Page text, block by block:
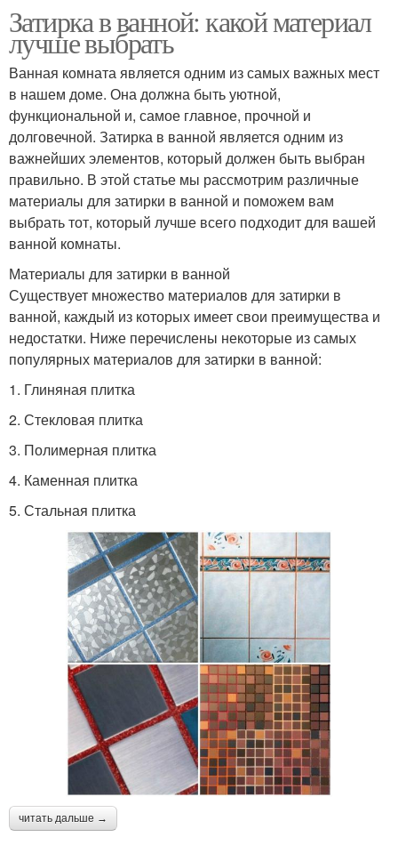
Затирка в ванной: какой материал
лучше выбрать
Ванная комната является одним из самых важных мест
в нашем доме. Она должна быть уютной,
функциональной и, самое главное, прочной и
долговечной. Затирка в ванной является одним из
важнейших элементов, который должен быть выбран
правильно. В этой статье мы рассмотрим различные
материалы для затирки в ванной и поможем вам
выбрать тот, который лучше всего подходит для вашей
ванной комнаты.
Материалы для затирки в ванной
Существует множество материалов для затирки в
ванной, каждый из которых имеет свои преимущества и
недостатки. Ниже перечислены некоторые из самых
популярных материалов для затирки в ванной:
1. Глиняная плитка
2. Стекловая плитка
3. Полимерная плитка
4. Каменная плитка
5. Стальная плитка
читать дальше →